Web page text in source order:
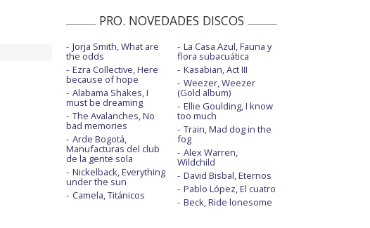
PRO. NOVEDADES DISCOS
Jorja Smith, What are
the odds
Ezra Collective, Here
because of hope
Alabama Shakes, I
must be dreaming
The Avalanches, No
bad memories
Arde Bogotá,
Manufacturas del club
de la gente sola
Nickelback, Everything
under the sun
Camela, Titánicos
La Casa Azul, Fauna y
flora subacuática
Kasabian, Act III
Weezer, Weezer
(Gold album)
Ellie Goulding, I know
too much
Train, Mad dog in the
fog
Alex Warren,
Wildchild
David Bisbal, Eternos
Pablo López, El cuatro
Beck, Ride lonesome